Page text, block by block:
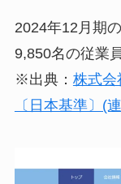
2024年12月期
9,850名の従業
※出典： 株式会
〔日本基準〕(